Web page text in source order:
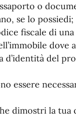
o
se lo possiedi;
fiscale di
d’identità del
essere
dimostri la